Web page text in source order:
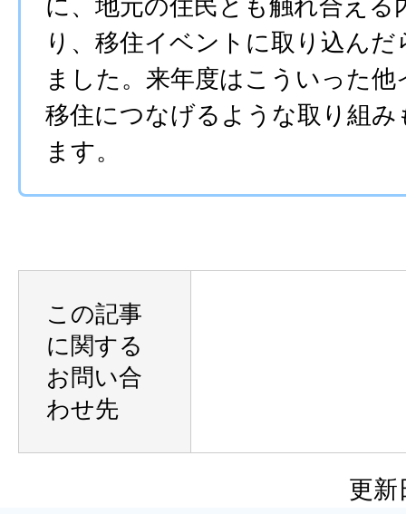
り、移住イベントに取り込ん
ました。来年度はこういった
移住につなげるような取り組
ます。
この記事
に関する
お問い合
わせ先
更新